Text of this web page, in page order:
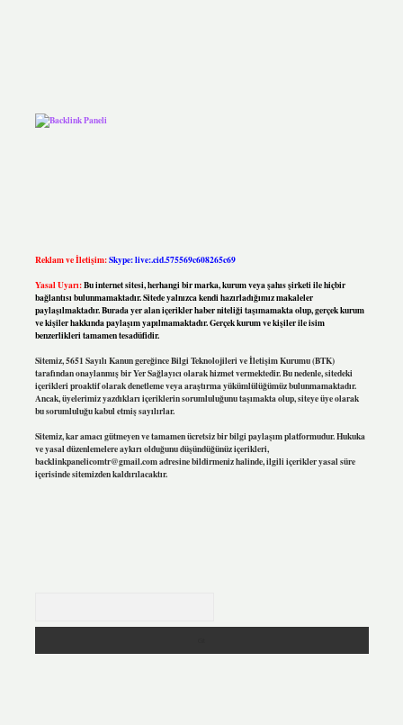
Reklam ve İletişim:Skype: live:.cid.575569c608265c69
Yasal Uyarı:Bu internet sitesi, herhangi bir marka, kurum veya şahıs şirketi ile hiçbir
bağlantısı bulunmamaktadır. Sitede yalnızca kendi hazırladığımız makaleler
paylaşılmaktadır. Burada yer alan içerikler haber niteliği taşımamakta olup, gerçek kurum
ve kişiler hakkında paylaşım yapılmamaktadır. Gerçek kurum ve kişiler ile isim
benzerlikleri tamamen tesadüfidir.
Sitemiz, 5651 Sayılı Kanun gereğince Bilgi Teknolojileri ve İletişim Kurumu (BTK)
tarafından onaylanmış bir Yer Sağlayıcı olarak hizmet vermektedir. Bu nedenle, sitedeki
içerikleri proaktif olarak denetleme veya araştırma yükümlülüğümüz bulunmamaktadır.
Ancak, üyelerimiz yazdıkları içeriklerin sorumluluğunu taşımakta olup, siteye üye olarak
bu sorumluluğu kabul etmiş sayılırlar.
Sitemiz, kar amacı gütmeyen ve tamamen ücretsiz bir bilgi paylaşım platformudur. Hukuka
ve yasal düzenlemelere aykırı olduğunu düşündüğünüz içerikleri,
backlinkpanelicomtr@gmail.comadresine bildirmeniz halinde, ilgili içerikler yasal süre
içerisinde sitemizden kaldırılacaktır.